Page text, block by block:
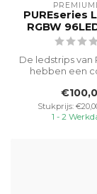
PUREseries
RGBW
De ledstrips van
hebben een
Stukprijs:
1 - 2